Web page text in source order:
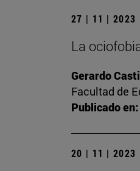
27 | 11 | 2023
La
Gerardo
Facultad de
Publicado en:
20 | 11 | 2023